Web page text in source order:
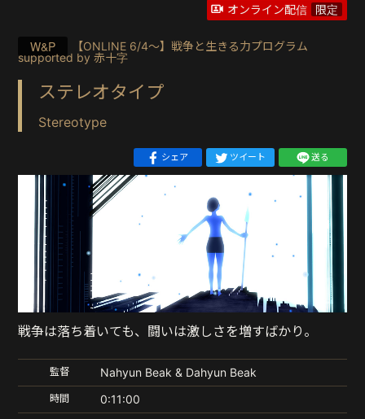
W&P
【ONLINE 6/4〜】戦争と生きる力プログラム
supported by 赤十字
オンライン配信 限定
ステレオタイプ
Stereotype
シェア ツイート 送る
戦争は落ち着いても、闘いは激しさを増すばかり。
監督 Nahyun Beak & Dahyun Beak
時間 0:11:00